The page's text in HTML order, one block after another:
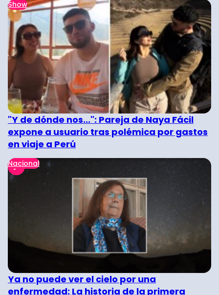
Show
"Y de dónde nos...": Pareja de Naya Fácil
expone a usuario tras polémica por gastos
en viaje a Perú
Nacional
Ya no puede ver el cielo por una
enfermedad: La historia de la primera